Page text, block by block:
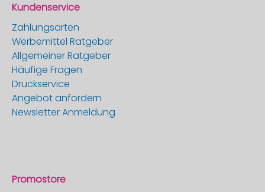
Kundenservice
Zahlungsarten
Werbemittel Ratgeber
Allgemeiner Ratgeber
Häufige Fragen
Druckservice
Angebot anfordern
Newsletter Anmeldung
Promostore